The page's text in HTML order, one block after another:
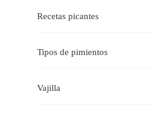
Recetas picantes
Tipos de pimientos
Vajilla